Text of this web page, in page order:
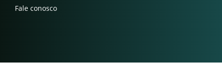
Fale conosco